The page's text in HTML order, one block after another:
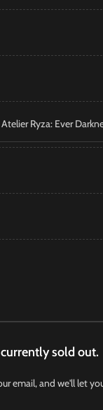
Atelier Ryza: Ever
sold out.
email, and we'll let